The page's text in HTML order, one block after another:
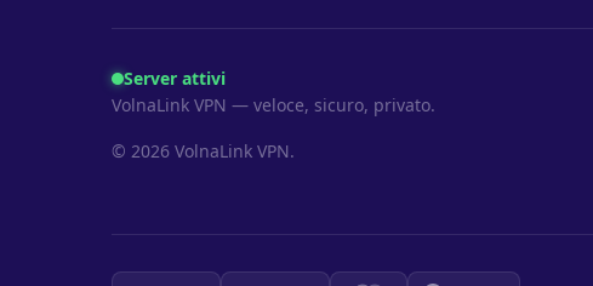
Server attivi
VolnaLink VPN — veloce, sicuro, privato.
© 2026 VolnaLink VPN.